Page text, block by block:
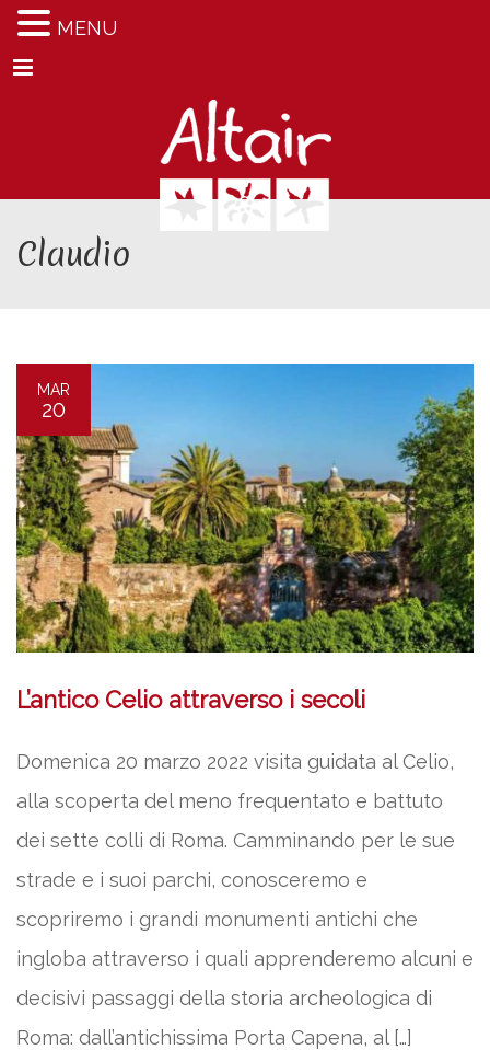
Menu
Claudio
MAR
20
L’antico Celio attraverso i secoli
Domenica 20 marzo 2022 visita guidata al Celio,
alla scoperta del meno frequentato e battuto
dei sette colli di Roma. Camminando per le sue
strade e i suoi parchi, conosceremo e
scopriremo i grandi monumenti antichi che
ingloba attraverso i quali apprenderemo alcuni e
decisivi passaggi della storia archeologica di
Roma: dall’antichissima Porta Capena, al […]
MENU